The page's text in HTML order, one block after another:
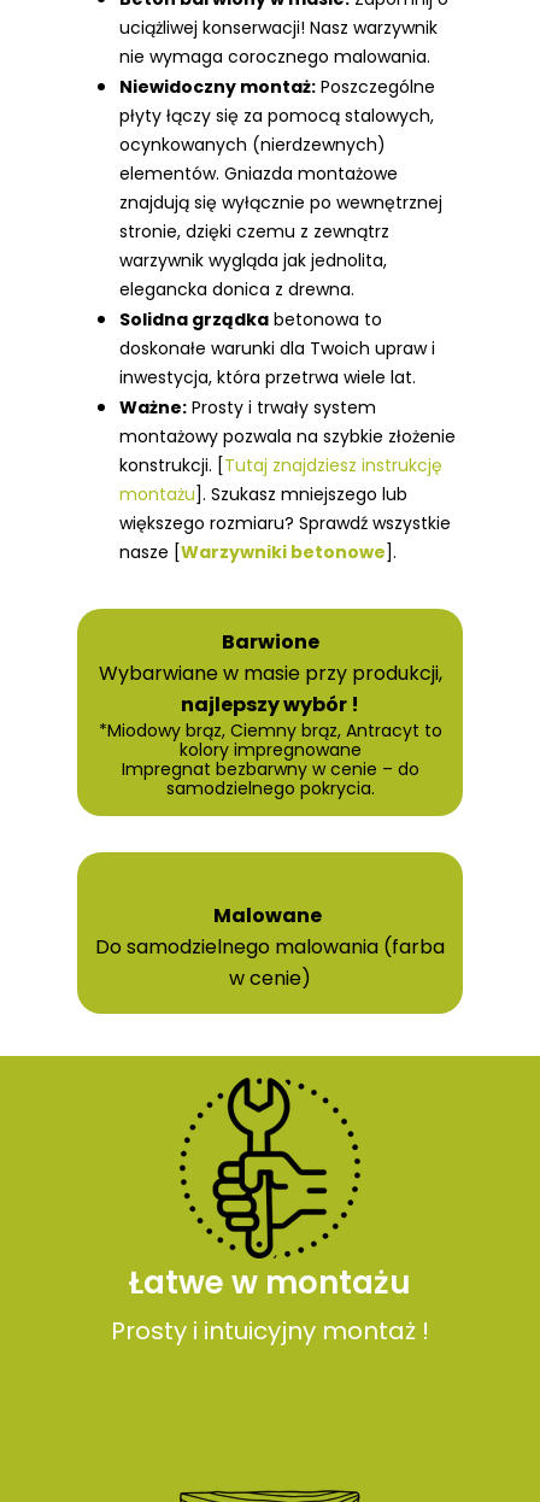
uciążliwej konserwacji! Nasz warzywnik
nie wymaga corocznego malowania.
Niewidoczny montaż: Poszczególne
płyty łączy się za pomocą stalowych,
ocynkowanych (nierdzewnych)
elementów. Gniazda montażowe
znajdują się wyłącznie po wewnętrznej
stronie, dzięki czemu z zewnątrz
warzywnik wygląda jak jednolita,
elegancka donica z drewna.
Solidna grządka betonowa to
doskonałe warunki dla Twoich upraw i
inwestycja, która przetrwa wiele lat.
Ważne: Prosty i trwały system
montażowy pozwala na szybkie złożenie
konstrukcji. [Tutaj znajdziesz instrukcję
montażu]. Szukasz mniejszego lub
większego rozmiaru? Sprawdź wszystkie
nasze [Warzywniki betonowe].
Malowane
Do samodzielnego malowania (farba
w cenie)
Barwione
Wybarwiane w masie przy produkcji,
najlepszy wybór !
*Miodowy brąz, Ciemny brąz, Antracyt to
kolory impregnowane
Impregnat bezbarwny w cenie – do
samodzielnego pokrycia.
Łatwe w montażu
Prosty i intuicyjny montaż !